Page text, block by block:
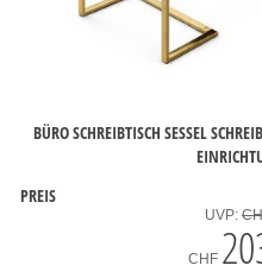
BÜRO SCHREIBTISCH SESSEL
PREIS
UVP:
CHF